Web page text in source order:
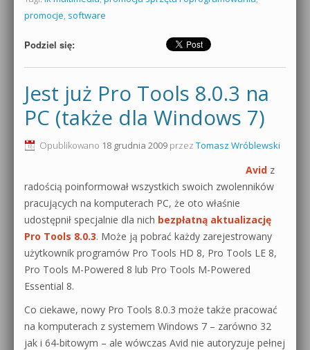
promocje, software
Podziel się:
Jest już Pro Tools 8.0.3 na
PC (także dla Windows 7)
Opublikowano 18 grudnia 2009 przez Tomasz Wróblewski
Avid z
radością poinformował wszystkich swoich zwolenników
pracujących na komputerach PC, że oto właśnie
udostępnił specjalnie dla nich bezpłatną aktualizację
Pro Tools 8.0.3. Może ją pobrać każdy zarejestrowany
użytkownik programów Pro Tools HD 8, Pro Tools LE 8,
Pro Tools M-Powered 8 lub Pro Tools M-Powered
Essential 8.
Co ciekawe, nowy Pro Tools 8.0.3 może także pracować
na komputerach z systemem Windows 7 – zarówno 32
jak i 64-bitowym – ale wówczas Avid nie autoryzuje pełnej